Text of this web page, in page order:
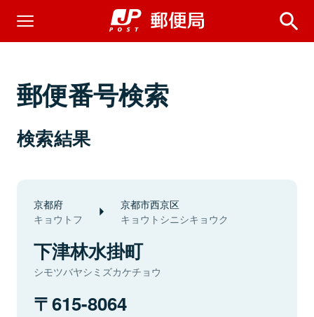
郵便番号検索
検索結果
京都府
キョウトフ
京都市西京区
キョウトシニシキョウク
下津林水掛町
シモツバヤシミズカケチョウ
615-8064